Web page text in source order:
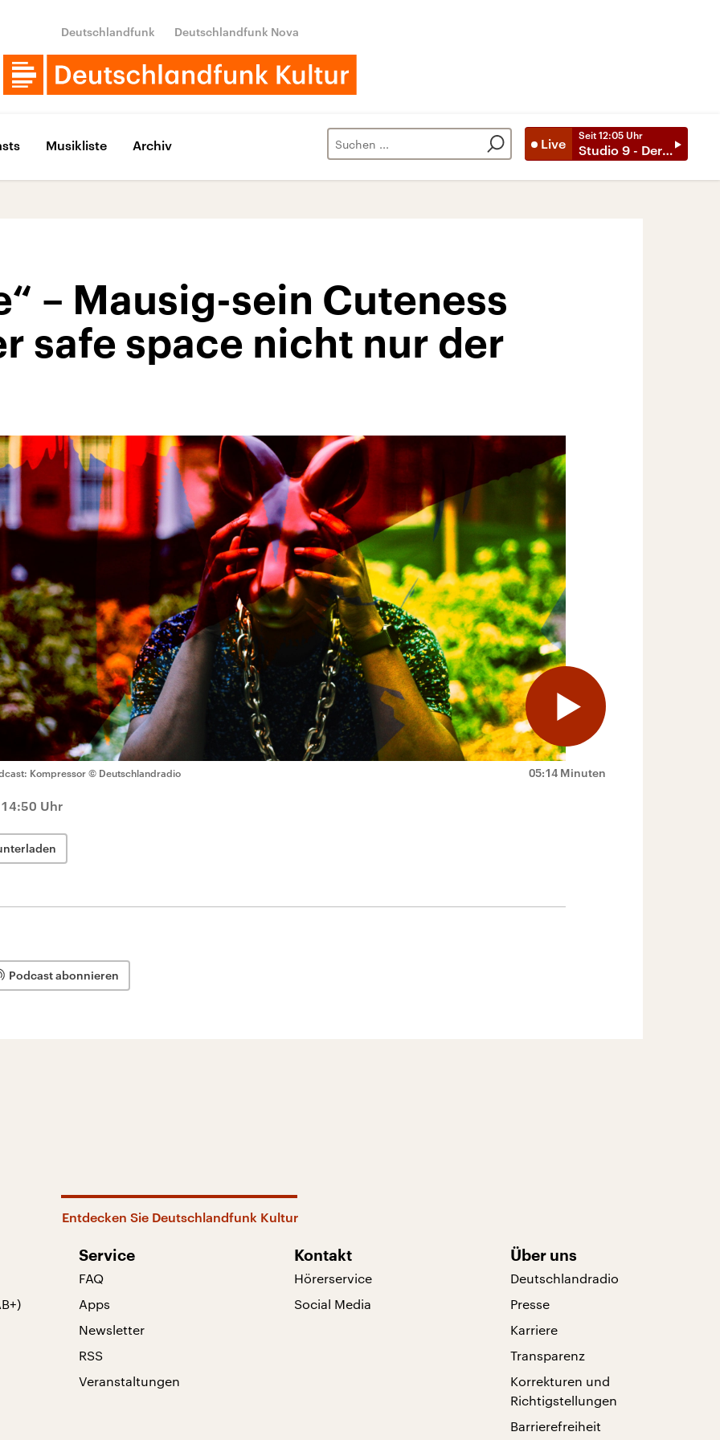
Deutschlandfunk Deutschlandfunk Nova
Live
Seit 12:05 Uhr
Studio 9 - Der Tag mit
Musikliste Archiv
– Mausig-sein Cuteness
safe space nicht nur der
05:14 Minuten
Kompressor © Deutschlandradio
Uhr
Podcast abonnieren
Entdecken Sie Deutschlandfunk Kultur
Service
FAQ
Apps
Newsletter
RSS
Veranstaltungen
Kontakt
Hörerservice
Social Media
Über uns
Deutschlandradio
Presse
Karriere
Transparenz
Korrekturen und
Richtigstellungen
Barrierefreiheit